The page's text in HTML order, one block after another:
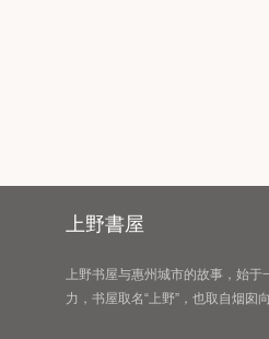
上野書屋
上野书屋与惠州城市的故事，始
力，书屋取名“上野”，也取自烟